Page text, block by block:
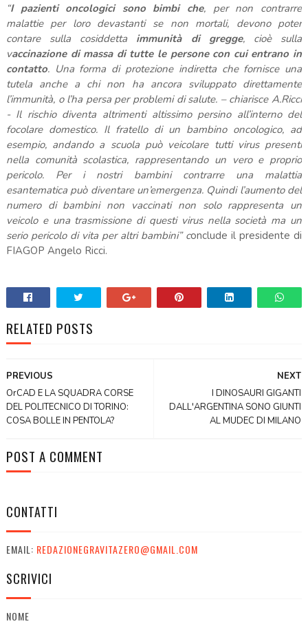
“I pazienti oncologici sono bimbi che, per non contrarre
malattie per loro devastanti se non mortali, devono poter
contare sulla cosiddetta immunità di gregge, cioè sulla
vaccinazione di massa di tutte le persone con cui entrano in
contatto. Una forma di protezione indiretta che fornisce una
tutela anche a chi non ha ancora sviluppato direttamente
l’immunità, o l’ha persa per problemi di salute. – chiarisce A.Ricci
- Il rischio diventa altrimenti altissimo persino all’interno del
focolare domestico. Il fratello di un bambino oncologico, ad
esempio, andando a scuola può veicolare tutti virus presenti
nella comunità scolastica, rappresentando un vero e proprio
pericolo. Per i nostri bambini contrarre una malattia
esantematica può diventare un’emergenza. Quindi l’aumento del
numero di bambini non vaccinati non solo rappresenta un
veicolo e una trasmissione di questi virus nella società ma un
serio pericolo di vita per altri bambini” conclude il presidente di
FIAGOP Angelo Ricci.
RELATED POSTS
NEXT
I DINOSAURI GIGANTI
DALL'ARGENTINA SONO GIUNTI
AL MUDEC DI MILANO
PREVIOUS
OrCAD E LA SQUADRA CORSE
DEL POLITECNICO DI TORINO:
COSA BOLLE IN PENTOLA?
POST A COMMENT
CONTATTI
EMAIL: REDAZIONEGRAVITAZERO@GMAIL.COM
SCRIVICI
NOME